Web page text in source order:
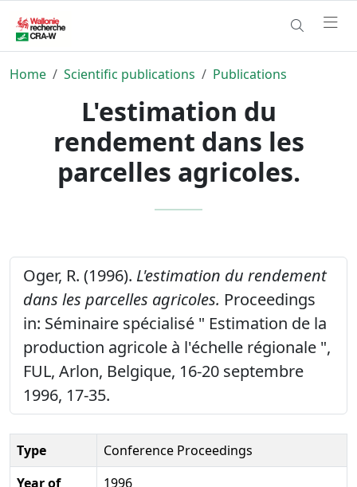
Home Scientific publications Publications
L'estimation du
rendement dans les
parcelles agricoles.
Oger, R. (1996). L'estimation du rendement
dans les parcelles agricoles. Proceedings
in: Séminaire spécialisé " Estimation de la
production agricole à l'échelle régionale ",
FUL, Arlon, Belgique, 16-20 septembre
1996, 17-35.
Type
Conference Proceedings
Year of
1996